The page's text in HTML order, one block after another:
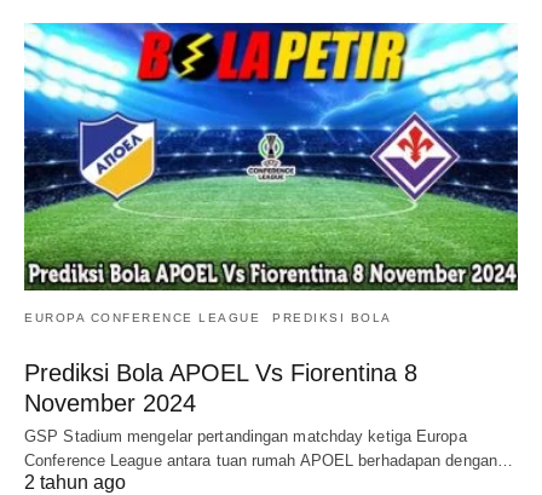
EUROPA CONFERENCE LEAGUE PREDIKSI BOLA
Prediksi Bola APOEL Vs Fiorentina 8
November 2024
GSP Stadium mengelar pertandingan matchday ketiga Europa
Conference League antara tuan rumah APOEL berhadapan dengan…
2 tahun ago